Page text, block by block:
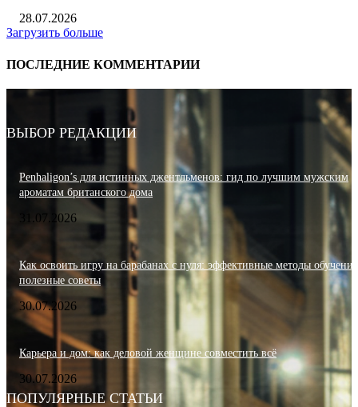
28.07.2026
Загрузить больше
ПОСЛЕДНИЕ КОММЕНТАРИИ
ВЫБОР РЕДАКЦИИ
Penhaligon’s для истинных джентльменов: гид по лучшим мужским
ароматам британского дома
31.07.2026
Как освоить игру на барабанах с нуля: эффективные методы
полезные советы
30.07.2026
Карьера и дом: как деловой женщине совместить всё
30.07.2026
ПОПУЛЯРНЫЕ СТАТЬИ